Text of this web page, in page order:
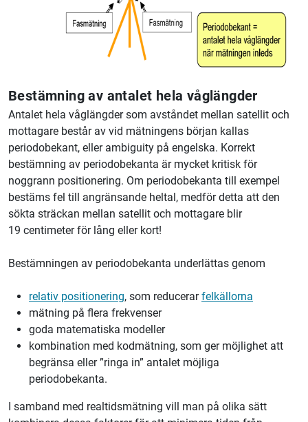
Bestämning av antalet hela våglängder
Antalet hela våglängder som avståndet mellan satellit och
mottagare består av vid mätningens början kallas
periodobekant, eller ambiguity på engelska. Korrekt
bestämning av periodobekanta är mycket kritisk för
noggrann positionering. Om periodobekanta till exempel
bestäms fel till angränsande heltal, medför detta att den
sökta sträckan mellan satellit och mottagare blir
19 centimeter för lång eller kort!
Bestämningen av periodobekanta underlättas genom
relativ positionering, som reducerarfelkällorna
mätning på flera frekvenser
goda matematiska modeller
kombination med kodmätning, som ger möjlighet att
begränsa eller ”ringa in” antalet möjliga
periodobekanta.
I samband med realtidsmätning vill man på olika sätt